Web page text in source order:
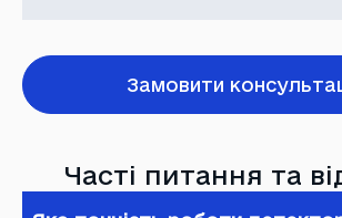
Замовити
Часті питання та